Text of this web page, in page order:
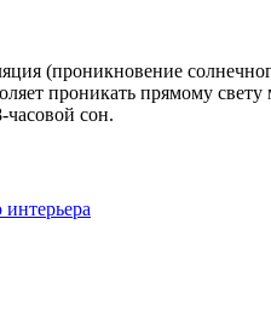
(проникновение
проникать прямому
часовой сон.